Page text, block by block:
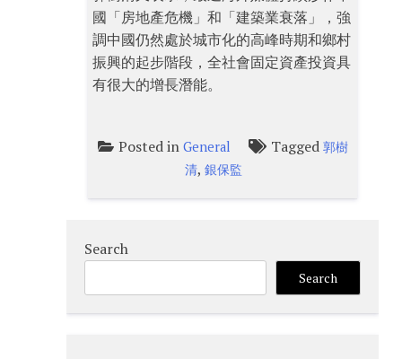
國「房地產危機」和「建築業衰落」，強
調中國仍然處於城市化的高峰時期和鄉村
振興的起步階段，全社會固定資產投資具
有很大的增長潛能。
Posted in General Tagged 郭樹
清,銀保監
Search
Search